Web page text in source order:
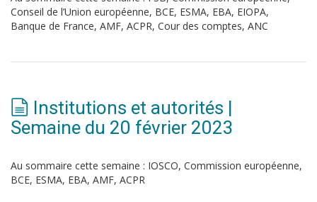
Conseil de l’Union européenne, BCE, ESMA, EBA, EIOPA,
Banque de France, AMF, ACPR, Cour des comptes, ANC
Institutions et autorités |
Semaine du 20 février 2023
Au sommaire cette semaine : IOSCO, Commission européenne,
BCE, ESMA, EBA, AMF, ACPR